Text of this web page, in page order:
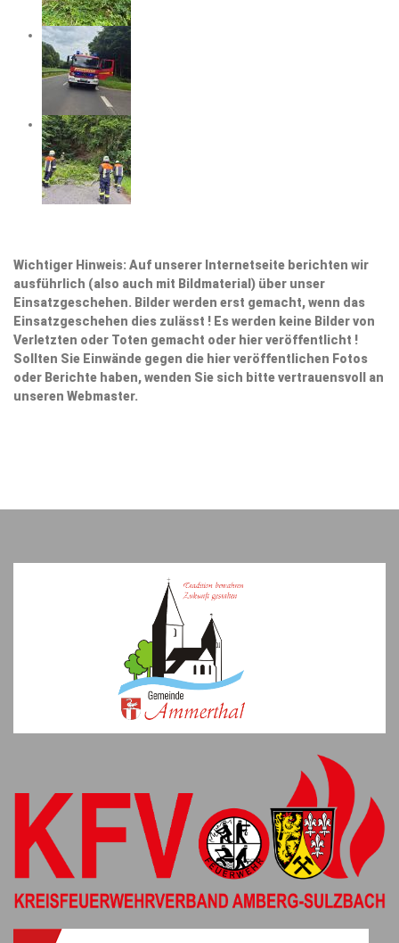
Wichtiger Hinweis: Auf unserer Internetseite berichten wir
ausführlich (also auch mit Bildmaterial) über unser
Einsatzgeschehen. Bilder werden erst gemacht, wenn das
Einsatzgeschehen dies zulässt ! Es werden keine Bilder von
Verletzten oder Toten gemacht oder hier veröffentlicht !
Sollten Sie Einwände gegen die hier veröffentlichen Fotos
oder Berichte haben, wenden Sie sich bitte vertrauensvoll an
unseren Webmaster.